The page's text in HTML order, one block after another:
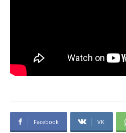
Facebook VK